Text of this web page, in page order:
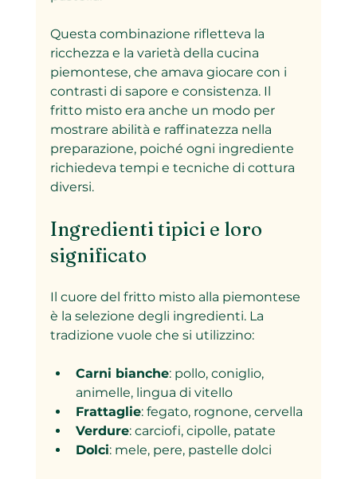
Questa combinazione rifletteva la
ricchezza e la varietà della cucina
piemontese, che amava giocare con i
contrasti di sapore e consistenza. Il
fritto misto era anche un modo per
mostrare abilità e raffinatezza nella
preparazione, poiché ogni ingrediente
richiedeva tempi e tecniche di cottura
diversi.
Ingredienti tipici e loro
significato
Il cuore del fritto misto alla piemontese
è la selezione degli ingredienti. La
tradizione vuole che si utilizzino:
Carni bianche: pollo, coniglio,
animelle, lingua di vitello
Frattaglie: fegato, rognone, cervella
Verdure: carciofi, cipolle, patate
Dolci: mele, pere, pastelle dolci